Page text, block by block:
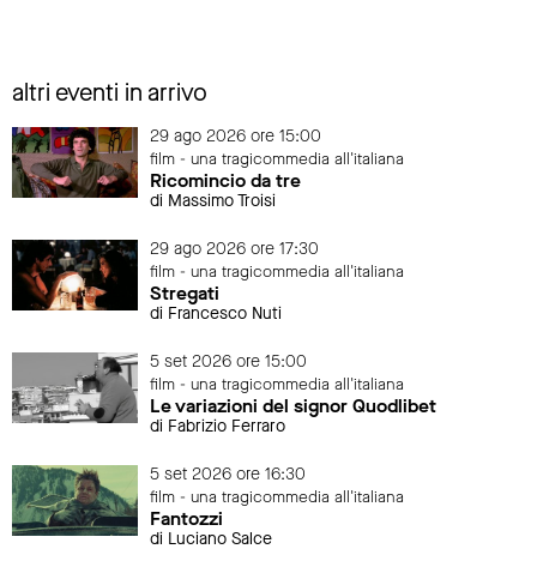
altri eventi in arrivo
29 ago 2026 ore 15:00
film - una tragicommedia all'italiana
Ricomincio da tre
di Massimo Troisi
29 ago 2026 ore 17:30
film - una tragicommedia all'italiana
Stregati
di Francesco Nuti
5 set 2026 ore 15:00
film - una tragicommedia all'italiana
Le variazioni del signor Quodlibet
di Fabrizio Ferraro
5 set 2026 ore 16:30
film - una tragicommedia all'italiana
Fantozzi
di Luciano Salce